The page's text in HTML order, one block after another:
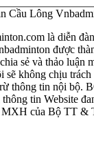
Cầu Lông
là diễn
được
sẻ và thảo luận
sẽ không chịu
thông tin nội bộ.
thông tin Website
MXH của Bộ TT &